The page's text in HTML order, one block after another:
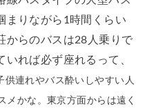
まりながら1時間くらい
からのバスは28人乗りで
れば必ず座れるって、
供連れやバス酔いしやすい人
メかな。東京方面からは遠く